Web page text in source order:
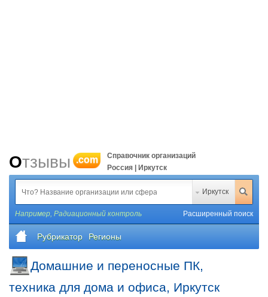
Отзывы .com
Справочник организаций
Россия | Иркутск
Иркутск
Например, Радиационный контроль Расширенный поиск
Рубрикатор Регионы
Домашние и переносные ПК,
техника для дома и офиса, Иркутск